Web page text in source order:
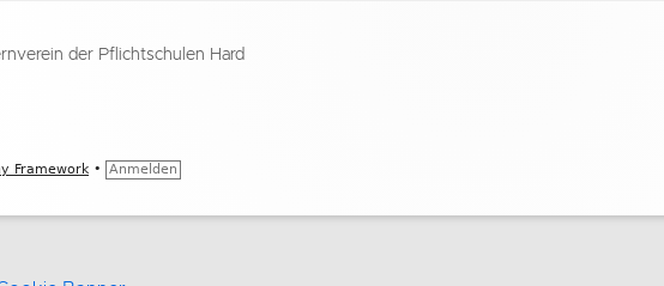
der Pflichtschulen Hard
Framework • Anmelden